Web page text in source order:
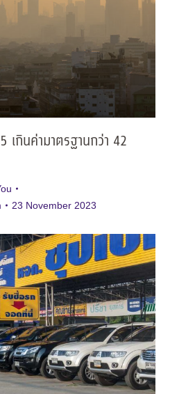
กินค่ามาตรฐานกว่า 42
23 November 2023